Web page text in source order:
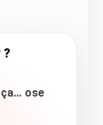
?
ose